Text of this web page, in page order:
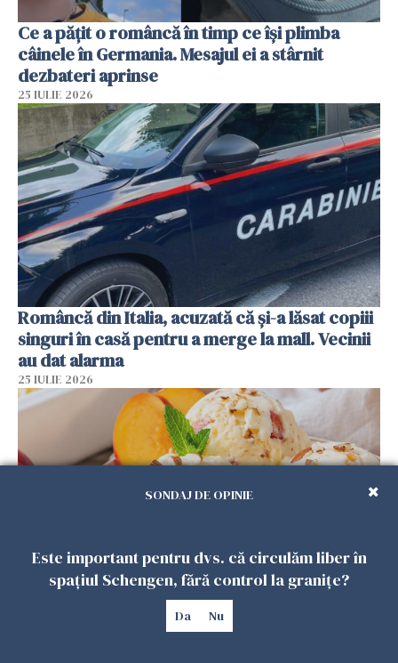
Ce a pățit o româncă în timp ce își plimba
câinele în Germania. Mesajul ei a stârnit
dezbateri aprinse
25 IULIE 2026
Româncă din Italia, acuzată că și-a lăsat copiii
singuri în casă pentru a merge la mall. Vecinii
au dat alarma
25 IULIE 2026
Înghețata de casă cu nectarine care
cucerește vara. Rețeta fără aparat, gata din
SONDAJ DE OPINIE
Este important pentru dvs. că circulăm liber în
spațiul Schengen, fără control la granițe?
Da Nu